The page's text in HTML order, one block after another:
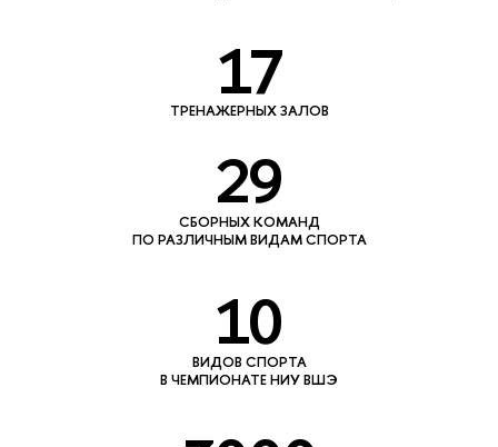
17
ТРЕНАЖЕРНЫХ ЗАЛОВ
29
СБОРНЫХ КОМАНД
ПО РАЗЛИЧНЫМ ВИДАМ СПОРТА
10
ВИДОВ СПОРТА
В ЧЕМПИОНАТЕ НИУ ВШЭ